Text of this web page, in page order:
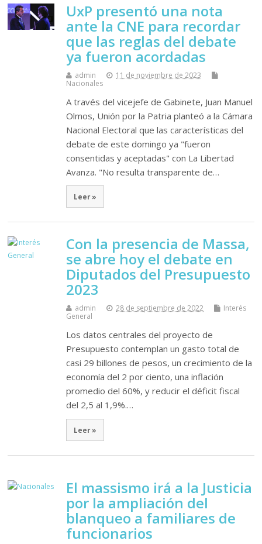
UxP presentó una nota
ante la CNE para recordar
que las reglas del debate
ya fueron acordadas
admin
11 de noviembre de 2023
Nacionales
A través del vicejefe de Gabinete, Juan Manuel
Olmos, Unión por la Patria planteó a la Cámara
Nacional Electoral que las características del
debate de este domingo ya "fueron
consentidas y aceptadas" con La Libertad
Avanza. "No resulta transparente de…
Leer »
Con la presencia de Massa,
se abre hoy el debate en
Diputados del Presupuesto
2023
admin 28 de septiembre de 2022
Interés
General
Los datos centrales del proyecto de
Presupuesto contemplan un gasto total de
casi 29 billones de pesos, un crecimiento de la
economía del 2 por ciento, una inflación
promedio del 60%, y reducir el déficit fiscal
del 2,5 al 1,9%.…
Leer »
El massismo irá a la Justicia
por la ampliación del
blanqueo a familiares de
funcionarios